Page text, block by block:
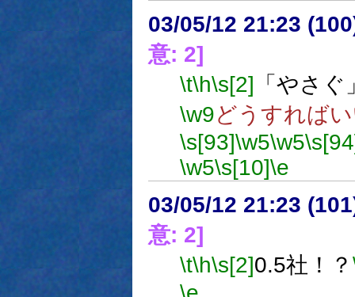
03/05/12 21:23
意: 2]
\t\h\s[2] 「やさ
\w9どうすれば
\s[93]\w5\w5
\w5\s[10]\e
03/05/12 21:23
意: 2]
\t\h\s[2]0.5社！？